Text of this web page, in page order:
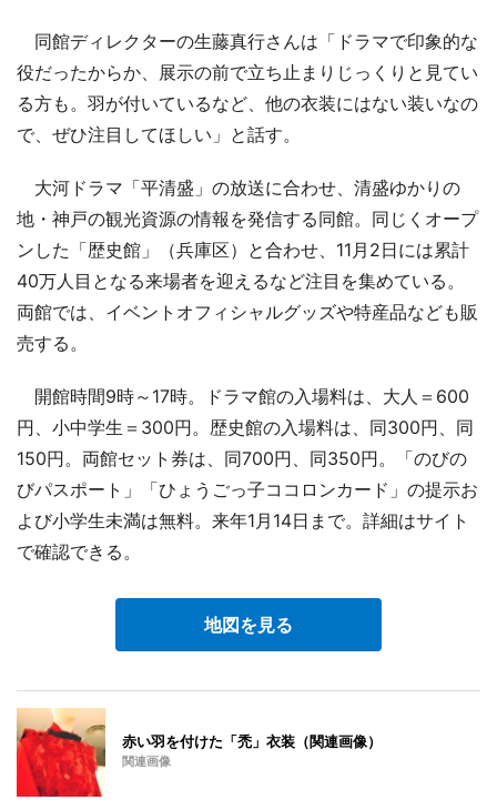
同館ディレクターの生藤真行さんは「ドラマで印象的な
役だったからか、展示の前で立ち止まりじっくりと見てい
る方も。羽が付いているなど、他の衣装にはない装いなの
で、ぜひ注目してほしい」と話す。
大河ドラマ「平清盛」の放送に合わせ、清盛ゆかりの
地・神戸の観光資源の情報を発信する同館。同じくオープ
ンした「歴史館」（兵庫区）と合わせ、11月2日には累計
40万人目となる来場者を迎えるなど注目を集めている。
両館では、イベントオフィシャルグッズや特産品なども販
売する。
開館時間9時～17時。ドラマ館の入場料は、大人＝600
円、小中学生＝300円。歴史館の入場料は、同300円、同
150円。両館セット券は、同700円、同350円。「のびの
びパスポート」「ひょうごっ子ココロンカード」の提示お
よび小学生未満は無料。来年1月14日まで。詳細はサイト
で確認できる。
地図を見る
赤い羽を付けた「禿」衣装（関連画像）
関連画像